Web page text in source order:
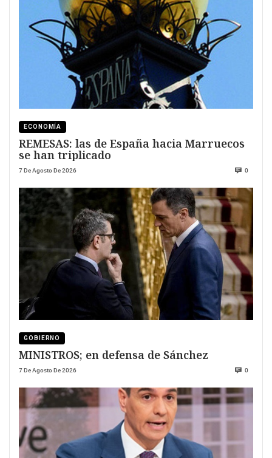
ECONOMÍA
REMESAS: las de España hacia Marruecos
se han triplicado
7 De Agosto De 2026 0
GOBIERNO
MINISTROS; en defensa de Sánchez
7 De Agosto De 2026 0